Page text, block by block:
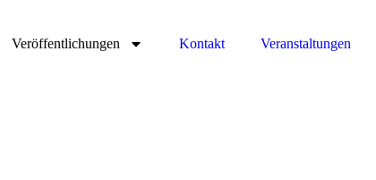
Veröffentlichungen Kontakt Veranstaltungen